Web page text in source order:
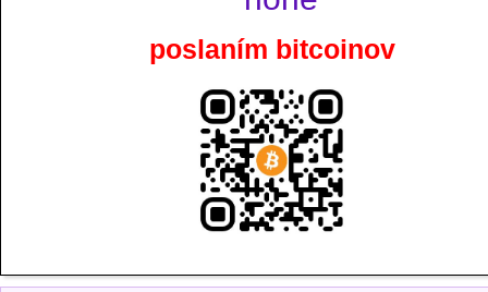
poslaním bitcoinov